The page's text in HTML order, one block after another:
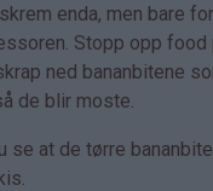
enda, men bare
Stopp opp food
ned bananbitene
de blir moste.
se at de tørre